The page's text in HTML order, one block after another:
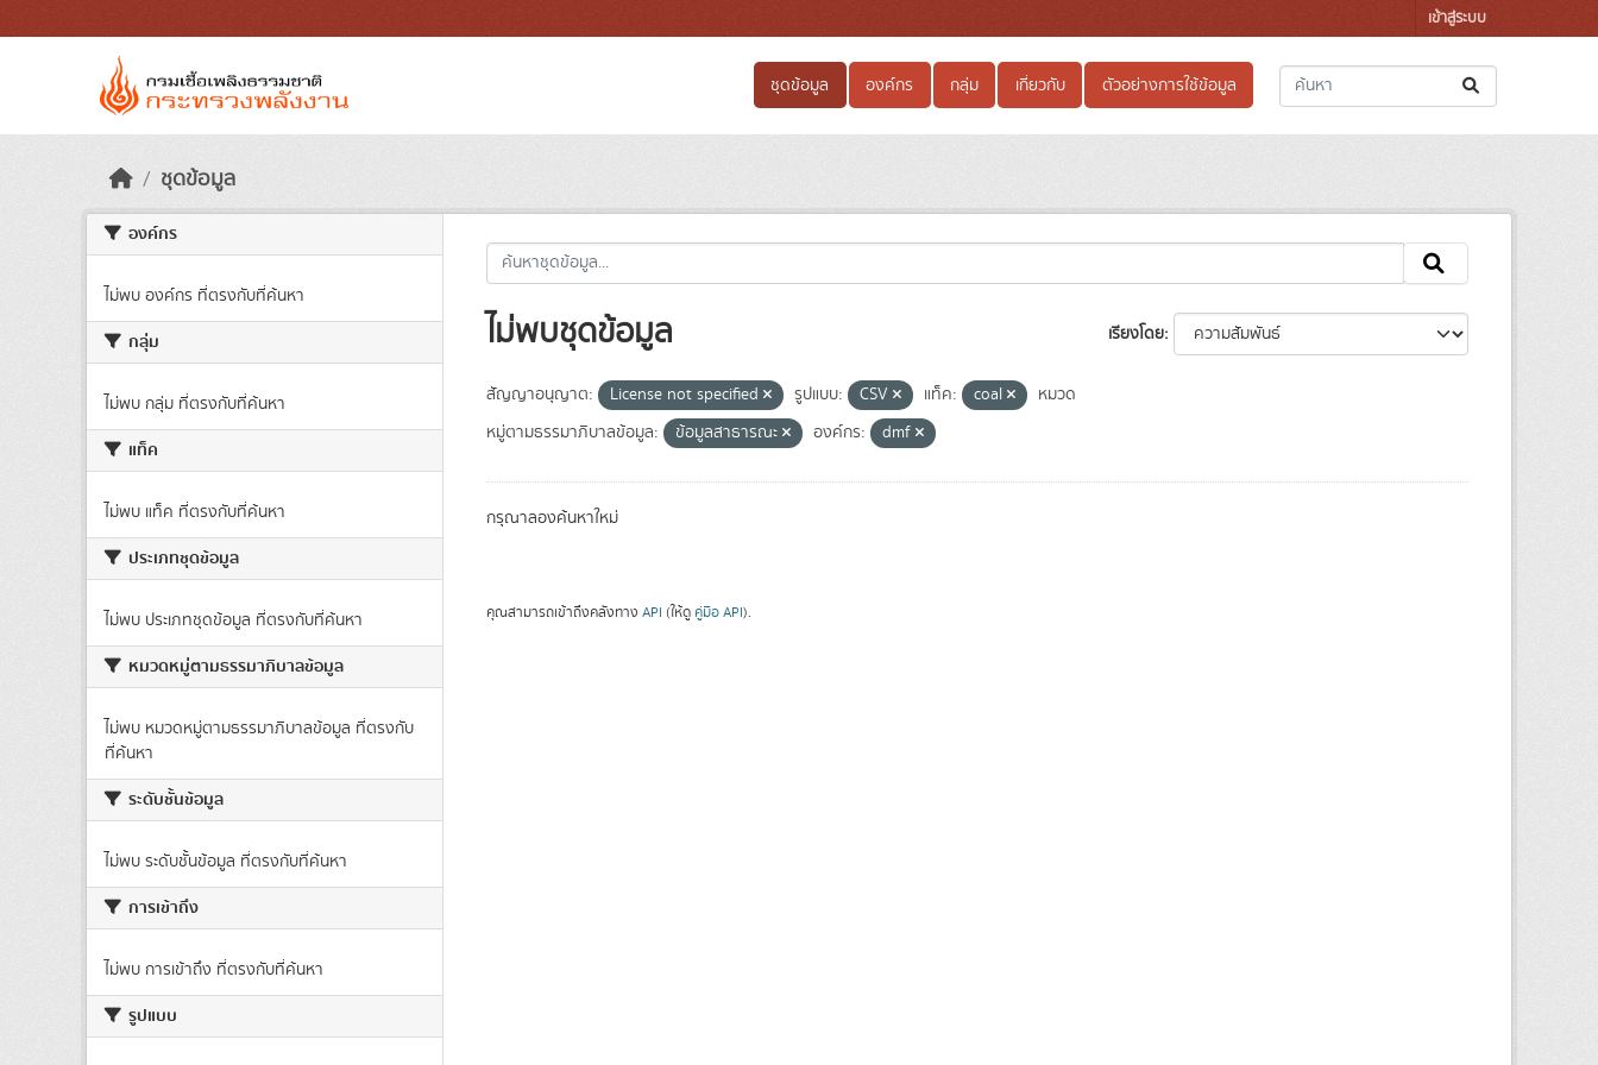
เข้าสู่ระบบ
ชุดข้อมูล องค์กร กลุ่ม เกี่ยวกับ ตัวอย่างการใช้ข้อมูล
ชุดข้อมูล
องค์กร
ไม่พบ องค์กร ที่ตรงกับที่ค้นหา
กลุ่ม
ไม่พบ กลุ่ม ที่ตรงกับที่ค้นหา
แท็ค
ไม่พบ แท็ค ที่ตรงกับที่ค้นหา
ประเภทชุดข้อมูล
ไม่พบ ประเภทชุดข้อมูล ที่ตรงกับที่ค้นหา
หมวดหมู่ตามธรรมาภิบาลข้อมูล
ไม่พบ หมวดหมู่ตามธรรมาภิบาลข้อมูล ที่ตรงกับ
ที่ค้นหา
ระดับชั้นข้อมูล
ไม่พบ ระดับชั้นข้อมูล ที่ตรงกับที่ค้นหา
การเข้าถึง
ไม่พบ การเข้าถึง ที่ตรงกับที่ค้นหา
รูปแบบ
เรียงโดย
ไม่พบชุดข้อมูล
สัญญาอนุญาต: License not specified รูปแบบ: CSV แท็ค: coal
หมวด
หมู่ตามธรรมาภิบาลข้อมูล:
ข้อมูลสาธารณะ องค์กร: dmf
กรุณาลองค้นหาใหม่
คุณสามารถเข้าถึงคลังทาง API (ให้ดู คู่มือ API).